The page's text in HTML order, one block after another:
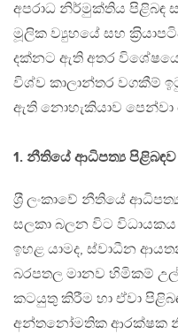
අපරාධ නිර්මුක්තිය පිළිබඳ
මූලික ව්‍යුහයේ සහ
දක්නට ඇති අතර
විශ්ව කාලාන්තර වගකීම්
ඇති නොහැකියාව පෙන්වා
1. නීතියේ ආධිපත්‍ය
ශ‍්‍රී ලංකාවේ නීතියේ
සලකා බලන විට
ඉහළ යාමද, ස්වාධීන
බරපතල මානව හිමිකම්
කටයුතු කිරීම හා ඒවා
අන්තනෝමතික ආරක්ෂක